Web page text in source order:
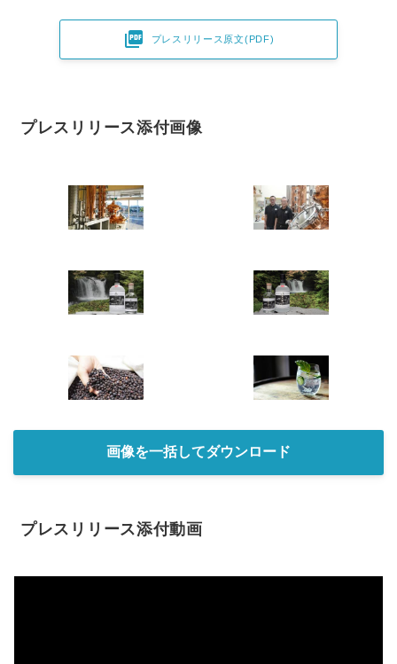
 プレスリリース原文(PDF)
プレスリリース添付画像
画像を一括してダウンロード
プレスリリース添付動画